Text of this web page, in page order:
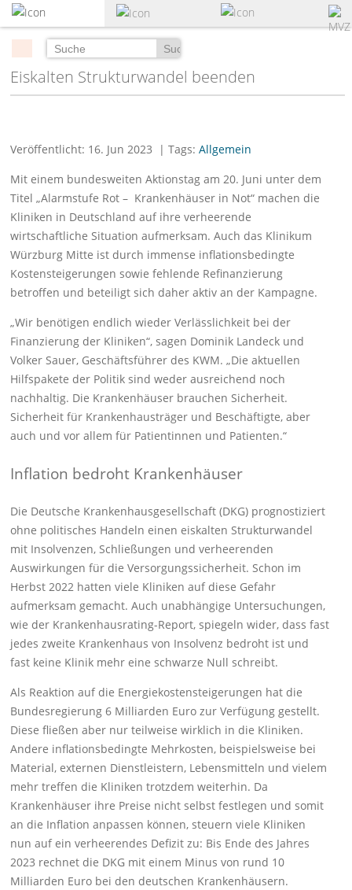
zum
Hauptinhalt
Suchen
Eiskalten Strukturwandel beenden
Veröffentlicht: 16. Jun 2023 | Tags:Allgemein
Mit einem bundesweiten Aktionstag am 20. Juni unter dem
Titel „Alarmstufe Rot – Krankenhäuser in Not“ machen die
Kliniken in Deutschland auf ihre verheerende
wirtschaftliche Situation aufmerksam. Auch das Klinikum
Würzburg Mitte ist durch immense inflationsbedingte
Kostensteigerungen sowie fehlende Refinanzierung
betroffen und beteiligt sich daher aktiv an der Kampagne.
„Wir benötigen endlich wieder Verlässlichkeit bei der
Finanzierung der Kliniken“, sagen Dominik Landeck und
Volker Sauer, Geschäftsführer des KWM. „Die aktuellen
Hilfspakete der Politik sind weder ausreichend noch
nachhaltig. Die Krankenhäuser brauchen Sicherheit.
Sicherheit für Krankenhausträger und Beschäftigte, aber
auch und vor allem für Patientinnen und Patienten.“
Inflation bedroht Krankenhäuser
Die Deutsche Krankenhausgesellschaft (DKG) prognostiziert
ohne politisches Handeln einen eiskalten Strukturwandel
mit Insolvenzen, Schließungen und verheerenden
Auswirkungen für die Versorgungssicherheit. Schon im
Herbst 2022 hatten viele Kliniken auf diese Gefahr
aufmerksam gemacht. Auch unabhängige Untersuchungen,
wie der Krankenhausrating-Report, spiegeln wider, dass fast
jedes zweite Krankenhaus von Insolvenz bedroht ist und
fast keine Klinik mehr eine schwarze Null schreibt.
Als Reaktion auf die Energiekostensteigerungen hat die
Bundesregierung 6 Milliarden Euro zur Verfügung gestellt.
Diese fließen aber nur teilweise wirklich in die Kliniken.
Andere inflationsbedingte Mehrkosten, beispielsweise bei
Material, externen Dienstleistern, Lebensmitteln und vielem
mehr treffen die Kliniken trotzdem weiterhin. Da
Krankenhäuser ihre Preise nicht selbst festlegen und somit
an die Inflation anpassen können, steuern viele Kliniken
nun auf ein verheerendes Defizit zu: Bis Ende des Jahres
2023 rechnet die DKG mit einem Minus von rund 10
Milliarden Euro bei den deutschen Krankenhäusern.